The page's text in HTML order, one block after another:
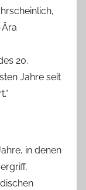
20.
Jahre seit
in denen